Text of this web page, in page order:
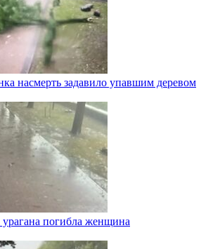
насмерть задавило упавшим деревом
погибла женщина